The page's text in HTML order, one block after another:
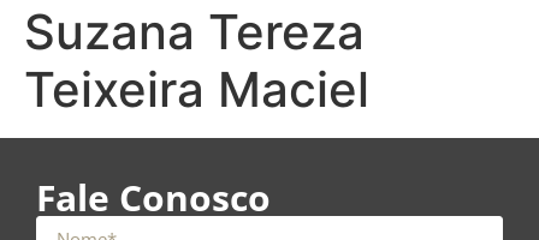
Suzana Tereza
Teixeira Maciel
Fale Conosco